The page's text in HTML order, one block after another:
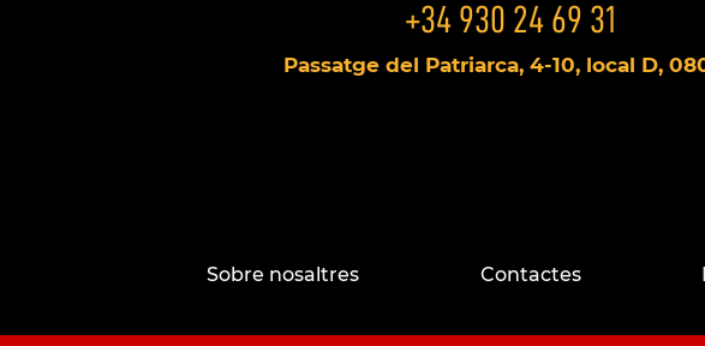
+34 930 24 69 31
Passatge del Patriarca, 4-10, local D,
Sobre nosaltres Contactes